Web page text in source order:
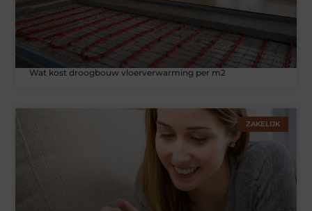
Wat kost droogbouw vloerverwarming per m2
ZAKELIJK